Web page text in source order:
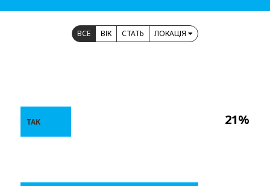
ВСЕ ВІК СТАТЬ ЛОКАЦІЯ
21%
ТАК